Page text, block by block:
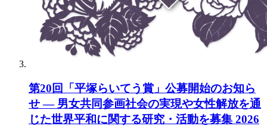
第20回「平塚らいてう賞」公募開始のお知ら
せ ― 男女共同参画社会の実現や女性解放を通
じた世界平和に関する研究・活動を募集 2026